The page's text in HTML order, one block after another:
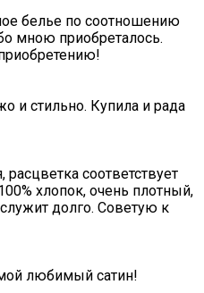
белье по соотношению
мною приобреталось.
и стильно. Купила и рада
соответствует
хлопок, очень плотный,
долго. Советую к
любимый сатин!